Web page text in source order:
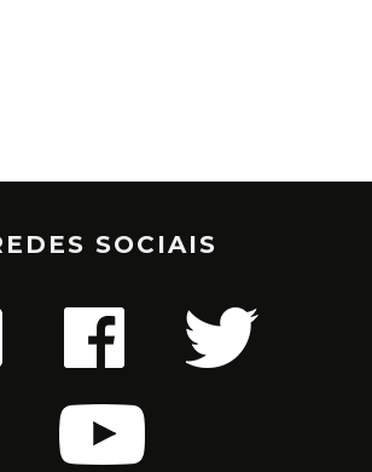
SOCIAIS